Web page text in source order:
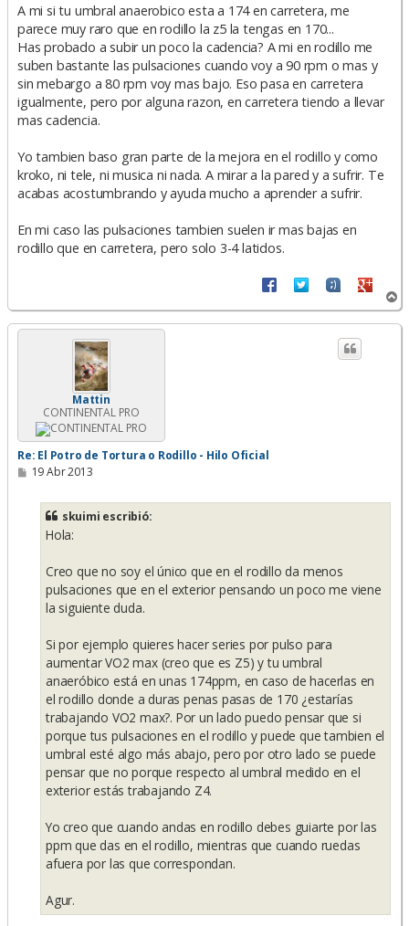
A mi si tu umbral anaerobico esta a 174 en carretera, me
parece muy raro que en rodillo la z5 la tengas en 170...
Has probado a subir un poco la cadencia? A mi en rodillo me
suben bastante las pulsaciones cuando voy a 90 rpm o mas y
sin mebargo a 80 rpm voy mas bajo. Eso pasa en carretera
igualmente, pero por alguna razon, en carretera tiendo a llevar
mas cadencia.
Yo tambien baso gran parte de la mejora en el rodillo y como
kroko, ni tele, ni musica ni nada. A mirar a la pared y a sufrir. Te
acabas acostumbrando y ayuda mucho a aprender a sufrir.
En mi caso las pulsaciones tambien suelen ir mas bajas en
rodillo que en carretera, pero solo 3-4 latidos.
r
r
Mattin
CONTINENTAL PRO
Re: El Potro de Tortura o Rodillo - Hilo Oficial
M19 Abr 2013
skuimi escribió:
Hola:
Creo que no soy el único que en el rodillo da menos
pulsaciones que en el exterior pensando un poco me viene
la siguiente duda.
Si por ejemplo quieres hacer series por pulso para
aumentar VO2 max (creo que es Z5) y tu umbral
anaeróbico está en unas 174ppm, en caso de hacerlas en
el rodillo donde a duras penas pasas de 170 ¿estarías
trabajando VO2 max?. Por un lado puedo pensar que si
porque tus pulsaciones en el rodillo y puede que tambien el
umbral esté algo más abajo, pero por otro lado se puede
pensar que no porque respecto al umbral medido en el
exterior estás trabajando Z4.
Yo creo que cuando andas en rodillo debes guiarte por las
ppm que das en el rodillo, mientras que cuando ruedas
afuera por las que correspondan.
Agur.